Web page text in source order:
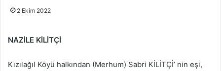
2 Ekim 2022
NAZİLE KİLİTÇİ
Kızılağıl Köyü halkından (Merhum) Sabri KİLİTÇİ’ nin eşi,